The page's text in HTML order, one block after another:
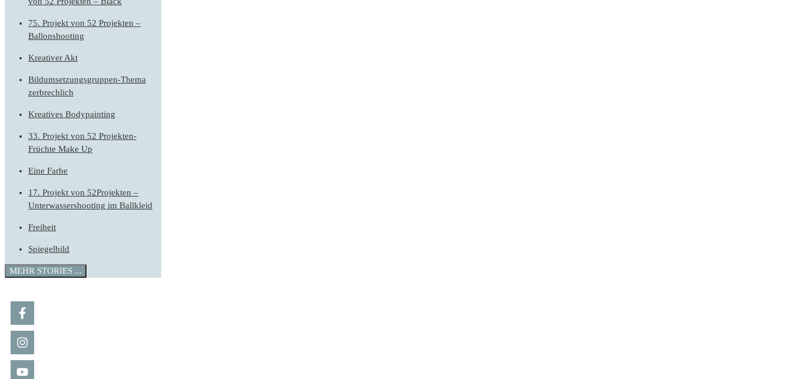
75. Projekt von 52 Projekten –
Ballonshooting
Kreativer Akt
Bildumsetzungsgruppen-Thema
zerbrechlich
Kreatives Bodypainting
33. Projekt von 52 Projekten-
Früchte Make Up
Eine Farbe
17. Projekt von 52Projekten –
Unterwassershooting im Ballkleid
Freiheit
Spiegelbild
MEHR STORIES ...